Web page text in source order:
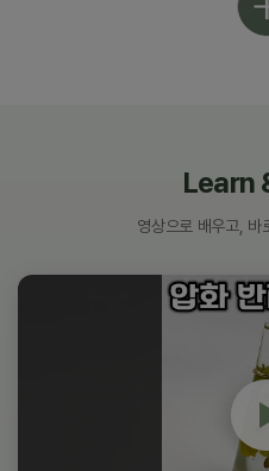
Learn
영상으로 배우고, 바